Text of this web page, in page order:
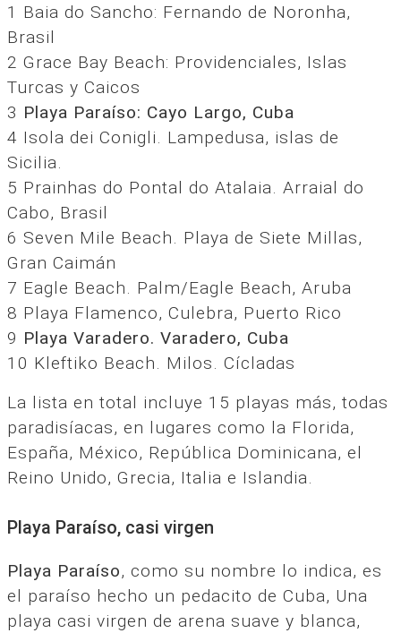
1 Baia do Sancho: Fernando de Noronha,
Brasil
2 Grace Bay Beach: Providenciales, Islas
Turcas y Caicos
3 Playa Paraíso: Cayo Largo, Cuba
4 Isola dei Conigli. Lampedusa, islas de
Sicilia.
5 Prainhas do Pontal do Atalaia. Arraial do
Cabo, Brasil
6 Seven Mile Beach. Playa de Siete Millas,
Gran Caimán
7 Eagle Beach. Palm/Eagle Beach, Aruba
8 Playa Flamenco, Culebra, Puerto Rico
9 Playa Varadero. Varadero, Cuba
10 Kleftiko Beach. Milos. Cícladas
La lista en total incluye 15 playas más, todas
paradisíacas, en lugares como la Florida,
España, México, República Dominicana, el
Reino Unido, Grecia, Italia e Islandia.
Playa Paraíso, casi virgen
Playa Paraíso, como su nombre lo indica, es
el paraíso hecho un pedacito de Cuba, Una
playa casi virgen de arena suave y blanca,